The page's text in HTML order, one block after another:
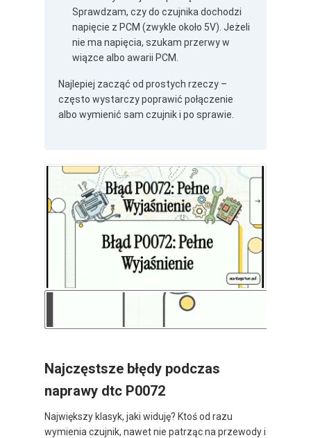
Sprawdzam, czy do czujnika dochodzi
napięcie z PCM (zwykle około 5V). Jeżeli
nie ma napięcia, szukam przerwy w
wiązce albo awarii PCM.
Najlepiej zacząć od prostych rzeczy –
często wystarczy poprawić połączenie
albo wymienić sam czujnik i po sprawie.
Najczęstsze błędy podczas
naprawy dtc P0072
Największy klasyk, jaki widuję? Ktoś od razu
wymienia czujnik, nawet nie patrząc na przewody i